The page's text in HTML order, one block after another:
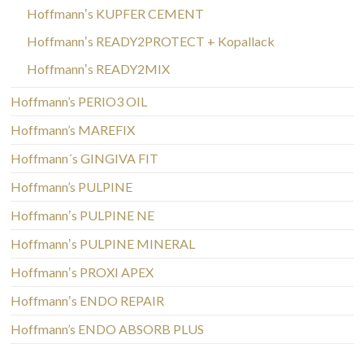
Hoffmannʼs KUPFER CEMENT
Hoffmannʼs READY2PROTECT + Kopallack
Hoffmannʼs READY2MIX
Hoffmann’s PERIO3 OIL
Hoffmann’s MAREFIX
Hoffmann´s GINGIVA FIT
Hoffmann’s PULPINE
Hoffmannʼs PULPINE NE
Hoffmannʼs PULPINE MINERAL
Hoffmannʼs PROXI APEX
Hoffmannʼs ENDO REPAIR
Hoffmann’s ENDO ABSORB PLUS